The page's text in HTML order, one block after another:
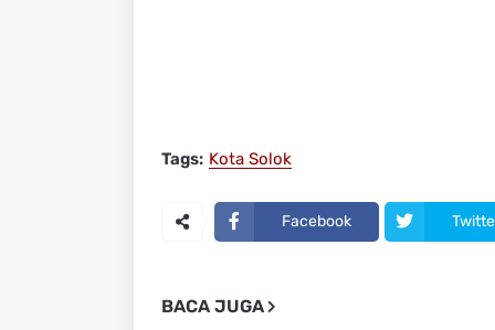
Tags: Kota Solok
Facebook
BACA JUGA